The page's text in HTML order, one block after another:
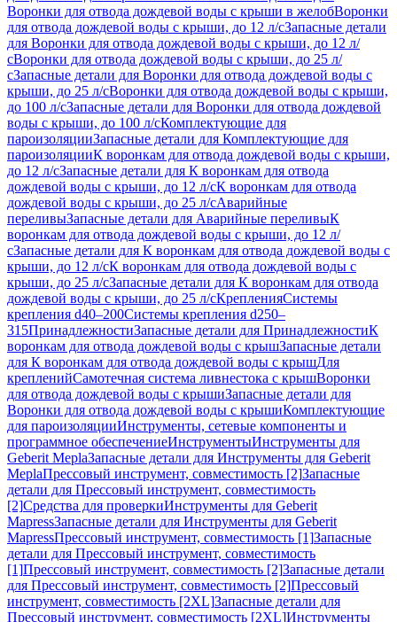
Воронки для отвода дождевой воды с крыши в желобВоронки
для отвода дождевой воды с крыши, до 12 л/сЗапасные детали
для Воронки для отвода дождевой воды с крыши, до 12 л/
сВоронки для отвода дождевой воды с крыши, до 25 л/
сЗапасные детали для Воронки для отвода дождевой воды с
крыши, до 25 л/сВоронки для отвода дождевой воды с крыши,
до 100 л/сЗапасные детали для Воронки для отвода дождевой
воды с крыши, до 100 л/сКомплектующие для
пароизоляцииЗапасные детали для Комплектующие для
пароизоляцииК воронкам для отвода дождевой воды с крыши,
до 12 л/сЗапасные детали для К воронкам для отвода
дождевой воды с крыши, до 12 л/сК воронкам для отвода
дождевой воды с крыши, до 25 л/сАварийные
переливыЗапасные детали для Аварийные переливыК
воронкам для отвода дождевой воды с крыши, до 12 л/
сЗапасные детали для К воронкам для отвода дождевой воды с
крыши, до 12 л/сК воронкам для отвода дождевой воды с
крыши, до 25 л/сЗапасные детали для К воронкам для отвода
дождевой воды с крыши, до 25 л/сКрепленияСистемы
крепления d40–200Системы крепления d250–
315ПринадлежностиЗапасные детали для ПринадлежностиК
воронкам для отвода дождевой воды с крышЗапасные детали
для К воронкам для отвода дождевой воды с крышДля
крепленийСамотечная система ливнестока с крышВоронки
для отвода дождевой воды с крышиЗапасные детали для
Воронки для отвода дождевой воды с крышиКомплектующие
для пароизоляцииИнструменты, сетевые компоненты и
программное обеспечениеИнструментыИнструменты для
Geberit MeplaЗапасные детали для Инструменты для Geberit
MeplaПрессовый инструмент, совместимость [2]Запасные
детали для Прессовый инструмент, совместимость
[2]Средства для проверкиИнструменты для Geberit
MapressЗапасные детали для Инструменты для Geberit
MapressПрессовый инструмент, совместимость [1]Запасные
детали для Прессовый инструмент, совместимость
[1]Прессовый инструмент, совместимость [2]Запасные детали
для Прессовый инструмент, совместимость [2]Прессовый
инструмент, совместимость [2XL]Запасные детали для
Прессовый инструмент, совместимость [2XL]Инструменты